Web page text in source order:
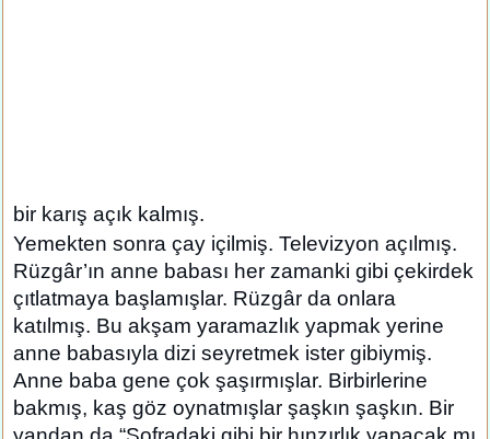
bir karış açık kalmış.
Yemekten sonra çay içilmiş. Televizyon açılmış.
Rüzgâr’ın anne babası her zamanki gibi çekirdek
çıtlatmaya başlamışlar. Rüzgâr da onlara
katılmış. Bu akşam yaramazlık yapmak yerine
anne babasıyla dizi seyretmek ister gibiymiş.
Anne baba gene çok şaşırmışlar. Birbirlerine
bakmış, kaş göz oynatmışlar şaşkın şaşkın. Bir